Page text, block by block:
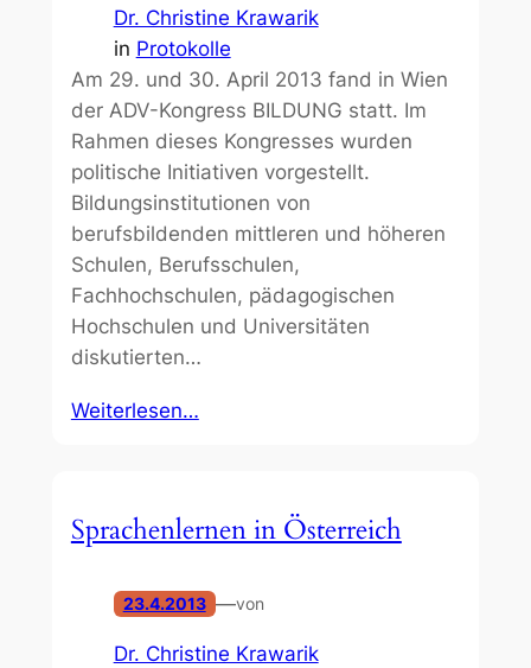
Dr. Christine Krawarik
in Protokolle
Am 29. und 30. April 2013 fand in Wien
der ADV-Kongress BILDUNG statt. Im
Rahmen dieses Kongresses wurden
politische Initiativen vorgestellt.
Bildungsinstitutionen von
berufsbildenden mittleren und höheren
Schulen, Berufsschulen,
Fachhochschulen, pädagogischen
Hochschulen und Universitäten
diskutierten…
Weiterlesen…
Sprachenlernen in Österreich
23.4.2013 —von
Dr. Christine Krawarik